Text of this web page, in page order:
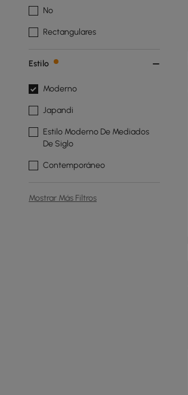
No
Rectangulares
Estilo
Moderno
Japandi
Estilo Moderno De Mediados
De Siglo
Contemporáneo
Mostrar Más Filtros